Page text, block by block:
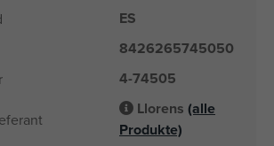
ES
8426265745050
4-74505
Llorens (alle
Produkte)